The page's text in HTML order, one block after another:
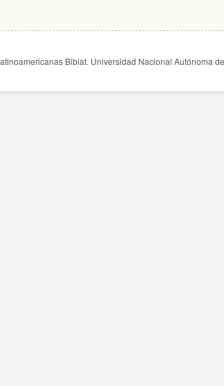
Biblat. Universidad Nacional Autónoma